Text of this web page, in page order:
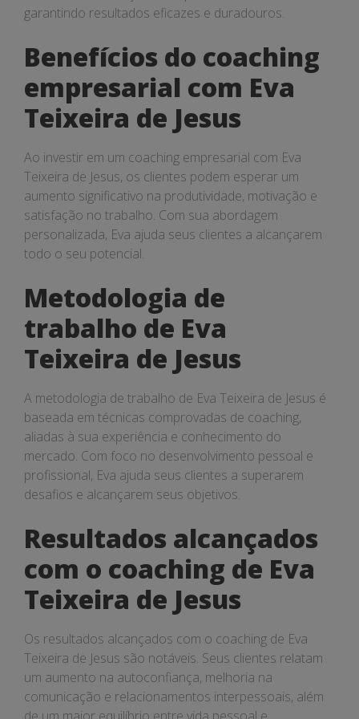
garantindo resultados eficazes e duradouros.
Benefícios do coaching
empresarial com Eva
Teixeira de Jesus
Ao investir em um coaching empresarial com Eva
Teixeira de Jesus, os clientes podem esperar um
aumento significativo na produtividade, motivação e
satisfação no trabalho. Com sua abordagem
personalizada, Eva ajuda seus clientes a alcançarem
todo o seu potencial.
Metodologia de
trabalho de Eva
Teixeira de Jesus
A metodologia de trabalho de Eva Teixeira de Jesus é
baseada em técnicas comprovadas de coaching,
aliadas à sua experiência e conhecimento do
mercado. Com foco no desenvolvimento pessoal e
profissional, Eva ajuda seus clientes a superarem
desafios e alcançarem seus objetivos.
Resultados alcançados
com o coaching de Eva
Teixeira de Jesus
Os resultados alcançados com o coaching de Eva
Teixeira de Jesus são notáveis. Seus clientes relatam
um aumento na autoconfiança, melhoria na
comunicação e relacionamentos interpessoais, além